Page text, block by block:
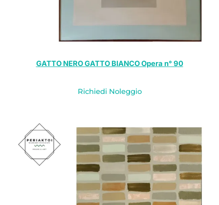
GATTO NERO GATTO BIANCO Opera n° 90
Richiedi Noleggio